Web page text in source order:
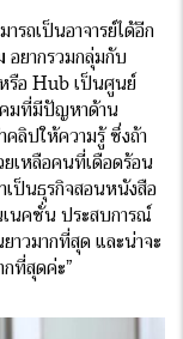
รถเป็นอาจารย์ได้อีก
อยากรวมกลุ่มกับ
รือ Hub เป็นศูนย์
มที่มีปัญหาด้าน
ลิปให้ความรู้ ซึ่งถ้า
เหลือคนที่เดือดร้อน
ป็นธุรกิจสอนหนังสือ
เนคชั่น ประสบการณ์
าวมากที่สุด และน่าจะ
กที่สุดค่ะ”